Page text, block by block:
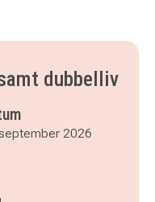
dubbelliv
2026